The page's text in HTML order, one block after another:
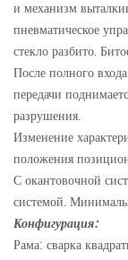
и механизм
пневматическое
стекло разбито.
После полного
передачи
разрушения.
Изменение
положения
С окантовочной
системой.
Конфигурация:
Рама: сварка